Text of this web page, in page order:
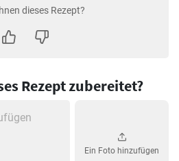
dieses Rezept?
Rezept zubereitet?
Ein Foto hinzufügen